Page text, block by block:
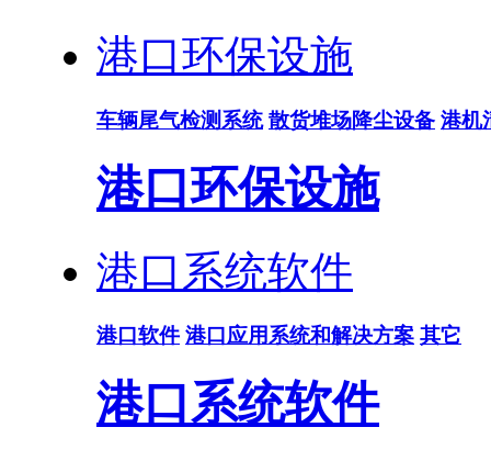
港口环保设施
车辆尾气检测系统 散货堆场降尘设备 港机
港口环保设施
港口系统软件
港口软件 港口应用系统和解决方案 其它
港口系统软件